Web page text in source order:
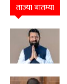
ताज्या बातम्या